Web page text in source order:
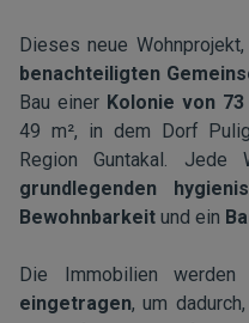
Dieses neue
benachteiligten
Bau einer Kolonie von
49 m², in dem Dorf
Region Guntakal. Jede
grundlegenden
Bewohnbarkeit und ein
Die Immobilien werden
eingetragen, um